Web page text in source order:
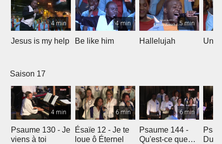
4 min
Jesus is my help
4 min
Be like him
5 min
Hallelujah Un
Saison 17
4 min
Psaume 130 - Je
viens à toi
6 min
Ésaïe 12 - Je te
loue ô Éternel
6 min
Psaume 144 -
Qu'est-ce que
Du